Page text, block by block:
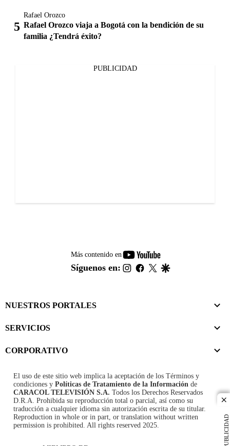
PUBLICIDAD
Rafael Orozco
Rafael Orozco viaja a Bogotá con la bendición de su
familia ¿Tendrá éxito?
PUBLICIDAD
Más contenido en
youtube-
footer
Síguenos en: instagram
facebook
twitter
NUESTROS PORTALES
SERVICIOS
CORPORATIVO
El uso de este sitio web implica la aceptación de los Términos y
condiciones y Políticas de Tratamiento de la Información de
CARACOL TELEVISIÓN S.A. Todos los Derechos Reservados
D.R.A. Prohibida su reproducción total o parcial, así como su
traducción a cualquier idioma sin autorización escrita de su titular.
Reproduction in whole or in part, or translation without written
permission is prohibited. All rights reserved 2025.